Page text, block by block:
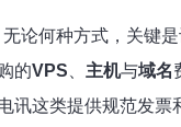
论何种方式，关键
的VPS 主机与域名
这类提供规范发